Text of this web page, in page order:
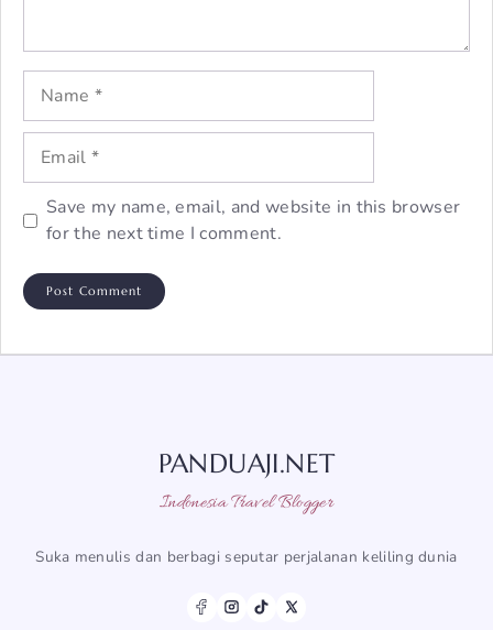
Name
Email
Save my name, email, and website in this browser
for the next time I comment.
PANDUAJI.NET
Indonesia Travel Blogger
Suka menulis dan berbagi seputar perjalanan keliling dunia